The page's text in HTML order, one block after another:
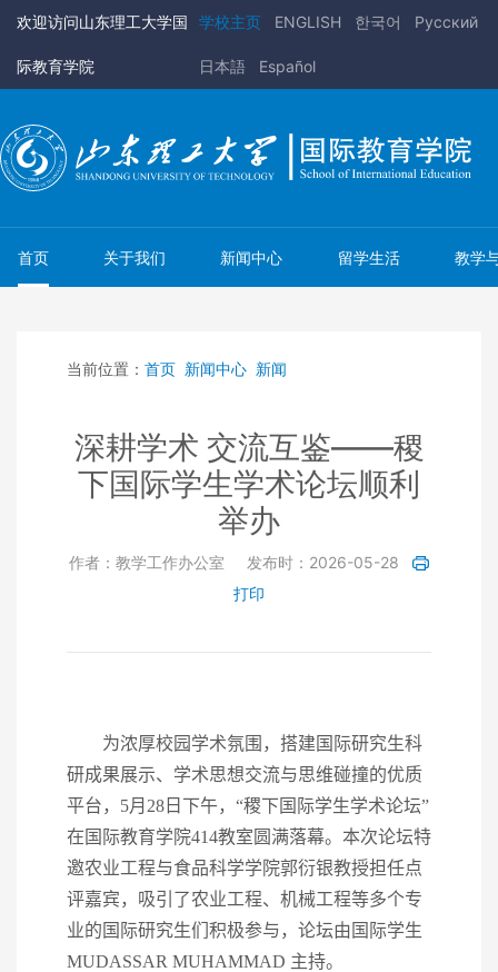
欢迎访问山东理工大学国
际教育学院
学校主页 ENGLISH 한국어 Pусский
日本語 Español
首页 关于我们 新闻中心 留学生活 教学
当前位置： 首页 新闻中心 新闻
深耕学术 交流互鉴——稷
下国际学生学术论坛顺利
举办
作者：教学工作办公室
发布时：2026-05-28
打印
为浓厚校园学术氛围，搭建国际研究生科
研成果展示、学术思想交流与思维碰撞的优质
平台， 5月 28 日下午，“稷下国际学生学术论坛”
在国际教育学院414教室圆满落幕。本次论坛特
邀农业工程与食品科学学院郭衍银教授担任点
评嘉宾，吸引了农业工程、机械工程等多个专
业的国际研究生们积极参与，论坛由国际学生
MUDASSAR MUHAMMAD 主持。